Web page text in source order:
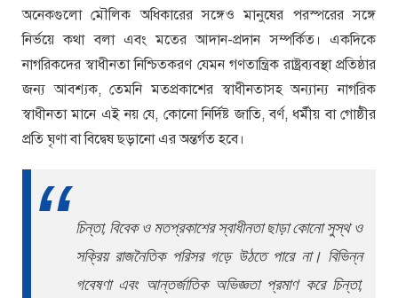
অনেকগুলো মৌলিক অধিকারের সঙ্গেও মানুষের পরস্পরের সঙ্গে
নির্ভয়ে কথা বলা এবং মতের আদান-প্রদান সম্পর্কিত। একদিকে
নাগরিকদের স্বাধীনতা নিশ্চিতকরণ যেমন গণতান্ত্রিক রাষ্ট্রব্যবস্থা প্রতিষ্ঠার
জন্য আবশ্যক, তেমনি মতপ্রকাশের স্বাধীনতাসহ অন্যান্য নাগরিক
স্বাধীনতা মানে এই নয় যে, কোনো নির্দিষ্ট জাতি, বর্ণ, ধর্মীয় বা গোষ্ঠীর
প্রতি ঘৃণা বা বিদ্বেষ ছড়ানো এর অন্তর্গত হবে।
চিন্তা, বিবেক ও মতপ্রকাশের স্বাধীনতা ছাড়া কোনো সুস্থ ও
সক্রিয় রাজনৈতিক পরিসর গড়ে উঠতে পারে না। বিভিন্ন
গবেষণা এবং আন্তর্জাতিক অভিজ্ঞতা প্রমাণ করে চিন্তা,